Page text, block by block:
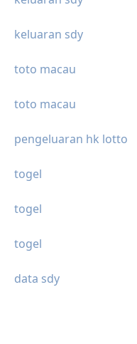
keluaran sdy
toto macau
toto macau
pengeluaran hk lotto
togel
togel
togel
data sdy